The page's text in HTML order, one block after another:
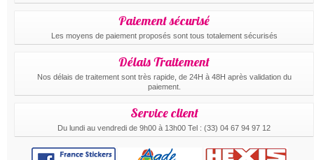
Paiement sécurisé
Les moyens de paiement proposés sont tous totalement sécurisés
Délais Traitement
Nos délais de traitement sont très rapide, de 24H à 48H après validation du
paiement.
Service client
Du lundi au vendredi de 9h00 à 13h00 Tel : (33) 04 67 94 97 12